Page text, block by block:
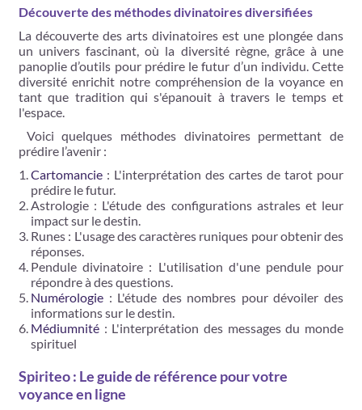
Découverte des méthodes divinatoires diversifiées
La découverte des arts divinatoires est une plongée dans
un univers fascinant, où la diversité règne, grâce à une
panoplie d’outils pour prédire le futur d’un individu. Cette
diversité enrichit notre compréhension de la voyance en
tant que tradition qui s'épanouit à travers le temps et
l'espace.
Voici quelques méthodes divinatoires permettant de
prédire l’avenir :
Cartomancie : L'interprétation des cartes de tarot pour
prédire le futur.
Astrologie : L'étude des configurations astrales et leur
impact sur le destin.
Runes : L'usage des caractères runiques pour obtenir des
réponses.
Pendule divinatoire : L'utilisation d'une pendule pour
répondre à des questions.
Numérologie : L'étude des nombres pour dévoiler des
informations sur le destin.
Médiumnité : L'interprétation des messages du monde
spirituel
Spiriteo : Le guide de référence pour votre
voyance en ligne